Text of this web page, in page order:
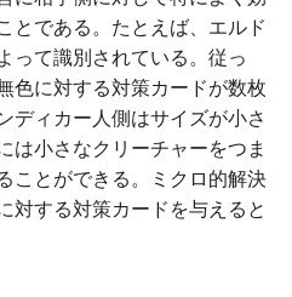
とである。たとえば、エルド
って識別されている。従っ
色に対する対策カードが数枚
ディカー人側はサイズが小さ
は小さなクリーチャーをつま
ことができる。ミクロ的解決
対する対策カードを与えると